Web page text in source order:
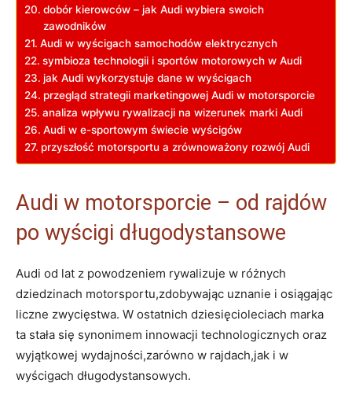
dobór kierowców – jak Audi wybiera swoich
zawodników
Audi w wyścigach samochodów elektrycznych
symbioza technologii i sportów motorowych w Audi
jak Audi wykorzystuje dane w wyścigach
przegląd strategii marketingowej Audi w motorsporcie
analiza wpływu rywalizacji na wizerunek marki Audi
Audi w e-sportowym świecie wyścigów
przyszłość motorsportu a zrównoważony rozwój Audi
Audi w motorsporcie – od rajdów
po wyścigi długodystansowe
Audi od lat z powodzeniem rywalizuje w różnych
dziedzinach motorsportu,zdobywając uznanie i osiągając
liczne zwycięstwa. W ostatnich dziesięcioleciach marka
ta stała się synonimem innowacji technologicznych oraz
wyjątkowej wydajności,zarówno w rajdach,jak i w
wyścigach długodystansowych.